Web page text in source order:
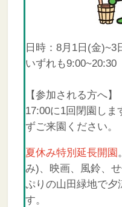
日時：8月1日(金
いずれも9:00~20:30
【参加される方へ】
17:00に1回閉園しま
ずご来園ください。
夏休み特別延長開園
み)、映画、風鈴、
ぷりの山田緑地で夕
す。